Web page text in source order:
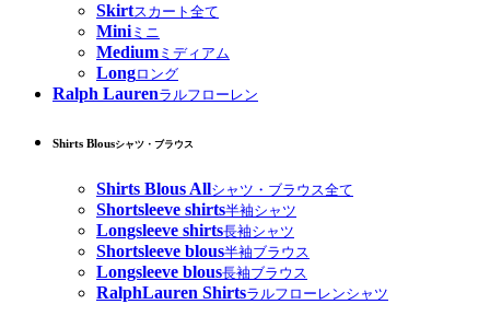
Skirtスカート全て
Miniミニ
Medium ミディアム
Longロング
Ralph Laurenラルフローレン
Shirts Blousシャツ・ブラウス
Shirts Blous Allシャツ・ブラウス全て
Shortsleeve shirts半袖シャツ
Longsleeve shirts長袖シャツ
Shortsleeve blous半袖ブラウス
Longsleeve blous長袖ブラウス
RalphLauren Shirtsラルフローレンシャツ